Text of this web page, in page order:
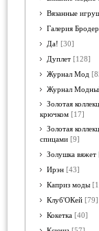
Вязанные
Галерия
Да! [30]
Дуплет [128]
Журнал Мод
Журнал
Золотая
крючком [17]
Золотая
спицами [9]
Золушка вяжет
Ирэн [43]
Каприз моды
Клуб'ОКей [79]
Кокетка [40]